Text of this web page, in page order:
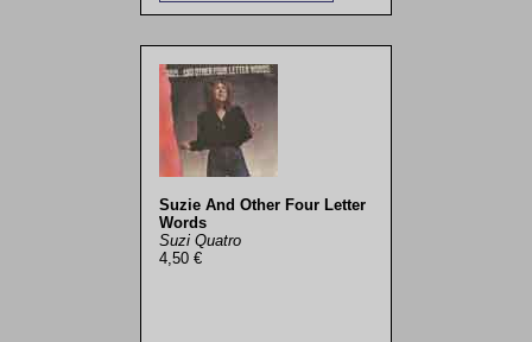
Suzie And Other Four Letter
Words
Suzi Quatro
4,50 €